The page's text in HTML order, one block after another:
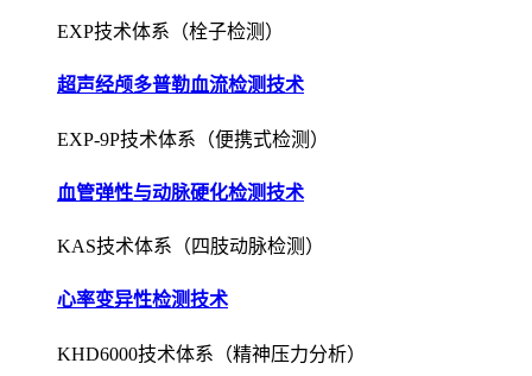
EXP技术体系（栓子检测）
超声经颅多普勒血流检测技术
EXP-9P技术体系（便携式检测）
血管弹性与动脉硬化检测技术
KAS技术体系（四肢动脉检测）
心率变异性检测技术
KHD6000技术体系（精神压力分析）